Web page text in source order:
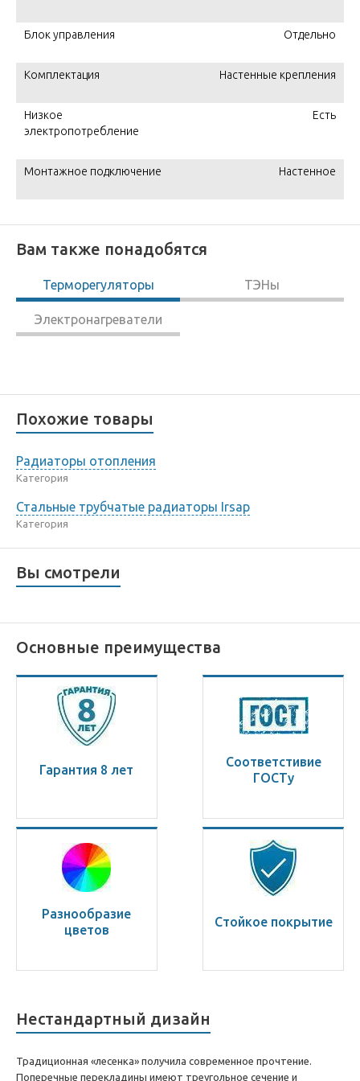
Блок управления Отдельно
Комплектация Настенные крепления
Низкое
электропотребление
Есть
Монтажное подключение Настенное
Вам также понадобятся
Терморегуляторы ТЭНы
Электронагреватели
Похожие товары
Радиаторы отопления
Категория
Стальные трубчатые радиаторы Irsap
Категория
Вы смотрели
Основные преимущества
Гарантия 8 лет
Соответстивие
ГОСТу
Разнообразие
цветов
Стойкое покрытие
Нестандартный дизайн
Традиционная «лесенка» получила современное прочтение.
Поперечные перекладины имеют треугольное сечение и